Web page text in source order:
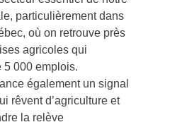
particulièrement dans
où on retrouve près
agricoles qui
5 000 emplois.
également un signal
rêvent d’agriculture et
la relève